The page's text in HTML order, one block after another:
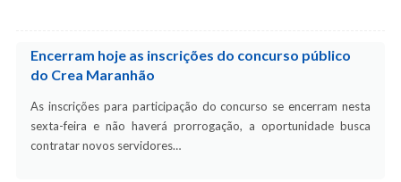
Encerram hoje as inscrições do concurso público
do Crea Maranhão
As inscrições para participação do concurso se encerram nesta
sexta-feira e não haverá prorrogação, a oportunidade busca
contratar novos servidores…